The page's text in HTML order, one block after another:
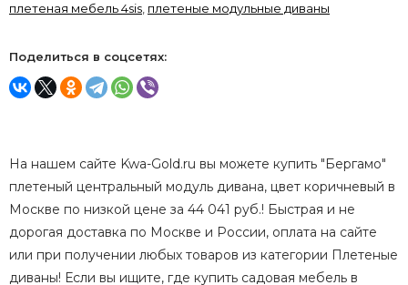
плетеная мебель 4sis, плетеные модульные диваны
Поделиться в соцсетях:
На нашем сайте Kwa-Gold.ru вы можете купить "Бергамо"
плетеный центральный модуль дивана, цвет коричневый в
Москве по низкой цене за 44 041 руб.! Быстрая и не
дорогая доставка по Москве и России, оплата на сайте
или при получении любых товаров из категории Плетеные
диваны! Если вы ищите, где купить садовая мебель в